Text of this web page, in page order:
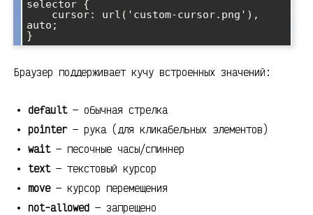
selector {
auto;
Браузер поддерживает кучу встроенных значений:
default— обычная стрелка
pointer— рука (для кликабельных элементов)
wait— песочные часы/спиннер
text— текстовый курсор
move— курсор перемещения
not-allowed — запрещено